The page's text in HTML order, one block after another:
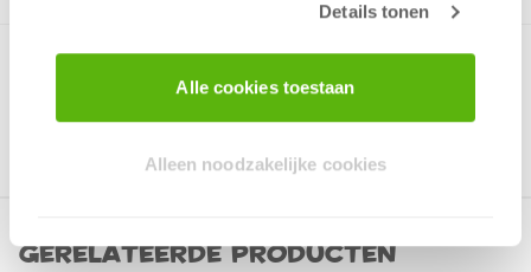
Details tonen
Alle cookies toestaan
Alleen noodzakelijke cookies
Gerelateerde producten